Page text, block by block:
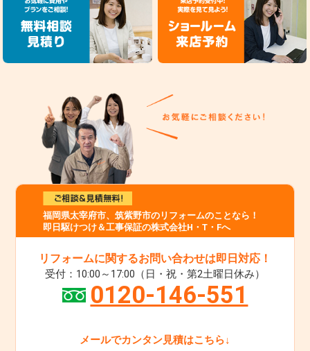
福岡県太宰府市、筑紫野市のリフォームのことなら！
即日駆けつけ＆工事保証の株式会社H・T・Fへ
リフォームに関するお問い合わせは即日対応！
受付：10:00～17:00（日・祝・第2土曜日休み）
0120-146-551
メールでカンタン見積はこちら↓